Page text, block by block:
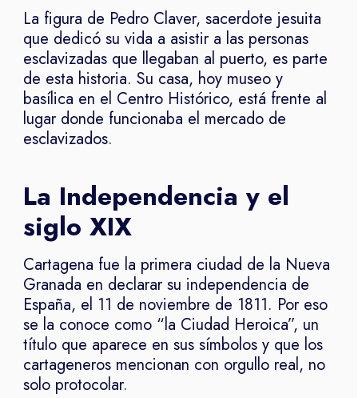
La figura de Pedro Claver, sacerdote jesuita
que dedicó su vida a asistir a las personas
esclavizadas que llegaban al puerto, es parte
de esta historia. Su casa, hoy museo y
basílica en el Centro Histórico, está frente al
lugar donde funcionaba el mercado de
esclavizados.
La Independencia y el
siglo XIX
Cartagena fue la primera ciudad de la Nueva
Granada en declarar su independencia de
España, el 11 de noviembre de 1811. Por eso
se la conoce como “la Ciudad Heroica”, un
título que aparece en sus símbolos y que los
cartageneros mencionan con orgullo real, no
solo protocolar.